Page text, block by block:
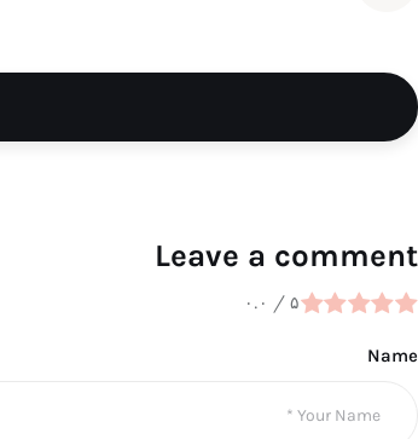
Leave a comment
۰.۰ / ۵
Name